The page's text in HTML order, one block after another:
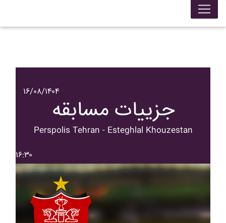
۱۶/۰۸/۱۴۰۴
جزییات مسابقه
Perspolis Tehran - Esteghlal Khouzestan
۱۶:۳۰